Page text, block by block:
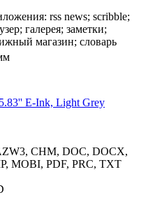
rss news; scribble;
галерея; заметки;
магазин; словарь
E-Ink, Light Grey
CHM, DOC, DOCX,
MOBI, PDF, PRC, TXT